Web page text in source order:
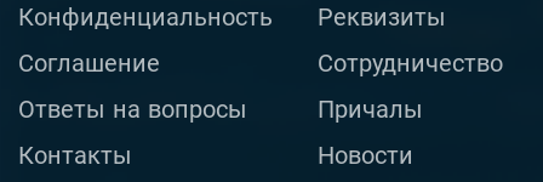
Конфиденциальность
Соглашение
Ответы на вопросы
Контакты
Реквизиты
Сотрудничество
Причалы
Новости